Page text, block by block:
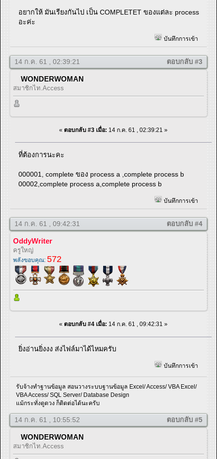
อยากให้ มันเรียงกันไป เป็น COMPLETET ของแต่ละ process
อะค่ะ
บันทึกการเข้า
14 ก.ค. 61 , 02:39:21 ตอบกลับ #3
WONDERWOMAN
สมาชิกไท.Access
« ตอบกลับ #3 เมื่อ: 14 ก.ค. 61 , 02:39:21 »
ที่ต้องการนะคะ
000001, complete ของ process a ,complete process b
00002,complete process a,complete process b
บันทึกการเข้า
14 ก.ค. 61 , 09:42:31 ตอบกลับ #4
OddyWriter
ครูใหญ่
พลังขอบคุณ: 572
« ตอบกลับ #4 เมื่อ: 14 ก.ค. 61 , 09:42:31 »
ยิ่งอ่านยิ่งงง ส่งไฟล์มาได้ไหมครับ
บันทึกการเข้า
รับจ้างทำฐานข้อมูล สอนวางระบบฐานข้อมูล Excel/ Access/ VBA Excel/
VBA Access/ SQL Server/ Database Design
แม้กระทั่งดูดวง ก็ติดต่อได้นะครับ
14 ก.ค. 61 , 10:55:52 ตอบกลับ #5
WONDERWOMAN
สมาชิกไท.Access